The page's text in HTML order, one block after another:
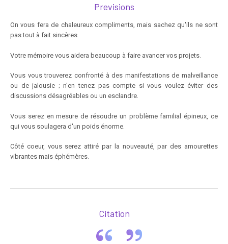
Previsions
On vous fera de chaleureux compliments, mais sachez qu'ils ne sont
pas tout à fait sincères.
Votre mémoire vous aidera beaucoup à faire avancer vos projets.
Vous vous trouverez confronté à des manifestations de malveillance
ou de jalousie ; n'en tenez pas compte si vous voulez éviter des
discussions désagréables ou un esclandre.
Vous serez en mesure de résoudre un problème familial épineux, ce
qui vous soulagera d'un poids énorme.
Côté coeur, vous serez attiré par la nouveauté, par des amourettes
vibrantes mais éphémères.
Citation